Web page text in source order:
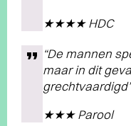
★★★★ HDC
“De mannen
maar in dit
grechtvaardigd”
★★★ Parool